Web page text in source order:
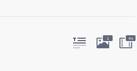
1 4м